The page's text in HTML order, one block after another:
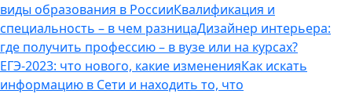
виды образования в РоссииКвалификация и
специальность – в чем разницаДизайнер интерьера:
где получить профессию – в вузе или на курсах?
ЕГЭ-2023: что нового, какие измененияКак искать
информацию в Сети и находить то, что